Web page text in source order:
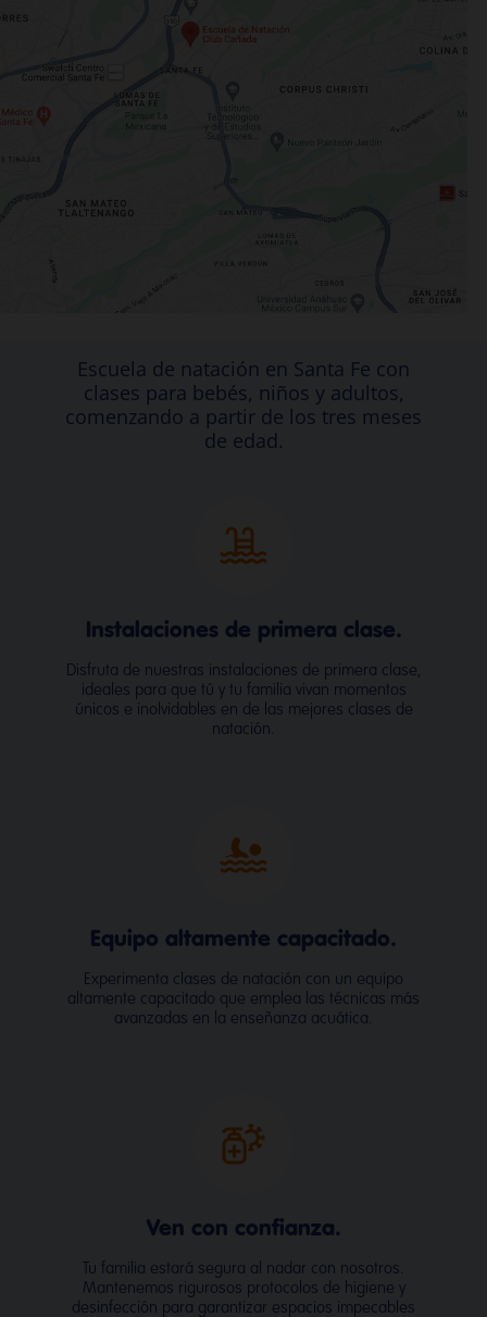
Escuela de natación en Santa Fe con
clases para bebés, niños y adultos,
comenzando a partir de los tres meses
de edad.
Instalaciones de primera clase.
Disfruta de nuestras instalaciones de primera clase,
ideales para que tú y tu familia vivan momentos
únicos e inolvidables en de las mejores clases de
natación.
Equipo altamente capacitado.
Experimenta clases de natación con un equipo
altamente capacitado que emplea las técnicas más
avanzadas en la enseñanza acuática.
Ven con confianza.
Tu familia estará segura al nadar con nosotros.
Mantenemos rigurosos protocolos de higiene y
desinfección para garantizar espacios impecables